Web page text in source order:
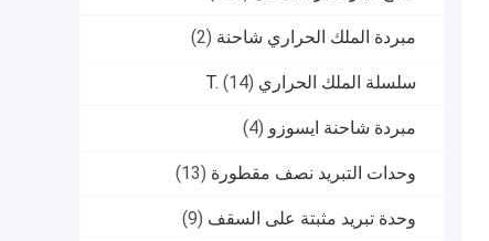
مبردة الملك الحراري شاحنة (2)
سلسلة الملك الحراري T. (14)
مبردة شاحنة ايسوزو (4)
وحدات التبريد نصف مقطورة (13)
وحدة تبريد مثبتة على السقف (9)